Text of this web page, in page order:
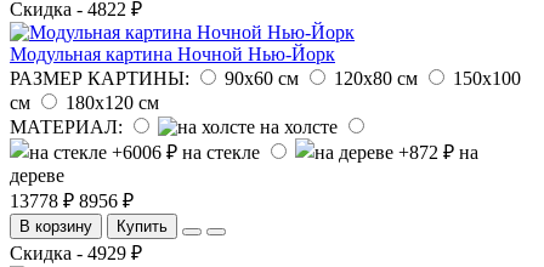
Скидка - 4822 ₽
Модульная картина Ночной Нью-Йорк
РАЗМЕР КАРТИНЫ:
90х60 см 120х80 см
150х100
см
180х120 см
МАТЕРИАЛ:
на холсте
на стекле
на
дереве
13778 ₽ 8956 ₽
В корзину Купить
Скидка - 4929 ₽